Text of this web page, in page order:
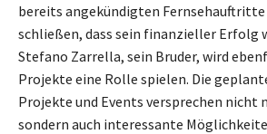
bereits angekündigten Fernsehauftritte
schließen, dass sein finanzieller Erfolg
Stefano Zarrella, sein Bruder, wird
Projekte eine Rolle spielen. Die
Projekte und Events versprechen nicht
sondern auch interessante